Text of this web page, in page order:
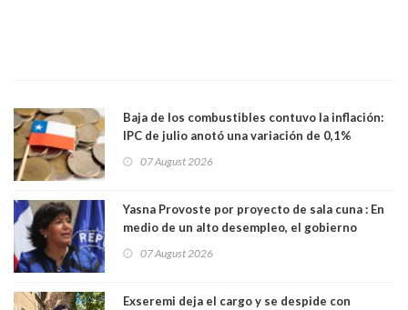
Baja de los combustibles contuvo la inflación:
IPC de julio anotó una variación de 0,1%
07 August 2026
Yasna Provoste por proyecto de sala cuna : En
medio de un alto desempleo, el gobierno
07 August 2026
Exseremi deja el cargo y se despide con